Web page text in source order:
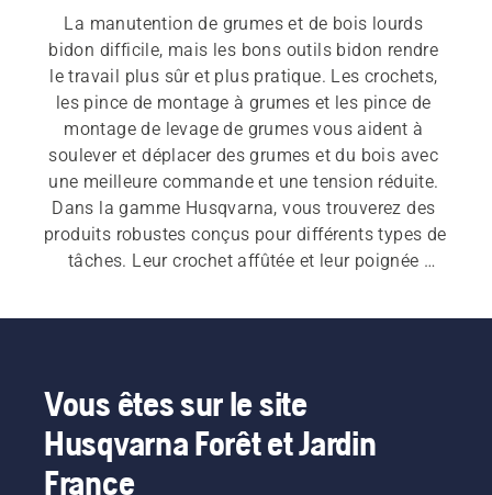
La manutention de grumes et de bois lourds
bidon difficile, mais les bons outils bidon rendre
le travail plus sûr et plus pratique. Les crochets,
les pince de montage à grumes et les pince de
montage de levage de grumes vous aident à
soulever et déplacer des grumes et du bois avec
une meilleure commande et une tension réduite.
Dans la gamme Husqvarna, vous trouverez des
produits robustes conçus pour différents types de
tâches. Leur crochet affûtée et leur poignée
confortable.
Vous êtes sur le site
Husqvarna Forêt et Jardin
France